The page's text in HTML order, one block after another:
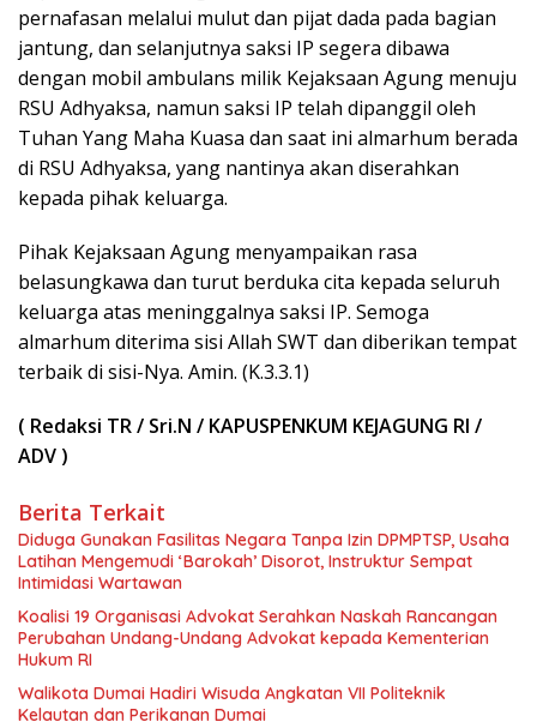
pernafasan melalui mulut dan pijat dada pada bagian
jantung, dan selanjutnya saksi IP segera dibawa
dengan mobil ambulans milik Kejaksaan Agung menuju
RSU Adhyaksa, namun saksi IP telah dipanggil oleh
Tuhan Yang Maha Kuasa dan saat ini almarhum berada
di RSU Adhyaksa, yang nantinya akan diserahkan
kepada pihak keluarga.
Pihak Kejaksaan Agung menyampaikan rasa
belasungkawa dan turut berduka cita kepada seluruh
keluarga atas meninggalnya saksi IP. Semoga
almarhum diterima sisi Allah SWT dan diberikan tempat
terbaik di sisi-Nya. Amin. (K.3.3.1)
( Redaksi TR / Sri.N / KAPUSPENKUM KEJAGUNG RI /
ADV )
Berita Terkait
Diduga Gunakan Fasilitas Negara Tanpa Izin DPMPTSP, Usaha
Latihan Mengemudi ‘Barokah’ Disorot, Instruktur Sempat
Intimidasi Wartawan
Koalisi 19 Organisasi Advokat Serahkan Naskah Rancangan
Perubahan Undang-Undang Advokat kepada Kementerian
Hukum RI
Walikota Dumai Hadiri Wisuda Angkatan VII Politeknik
Kelautan dan Perikanan Dumai